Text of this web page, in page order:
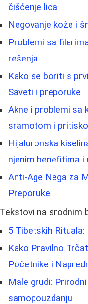
čišćenje lica
Negovanje kože i
Problemi sa
rešenja
Kako se boriti s
Saveti i preporuke
Akne i problemi sa
sramotom i
Hijaluronska
njenim benefitima i
Anti-Age Nega za
Preporuke
Tekstovi na srodnim
5 Tibetskih
Kako Pravilno
Početnike i
Male grudi:
samopouzdanju